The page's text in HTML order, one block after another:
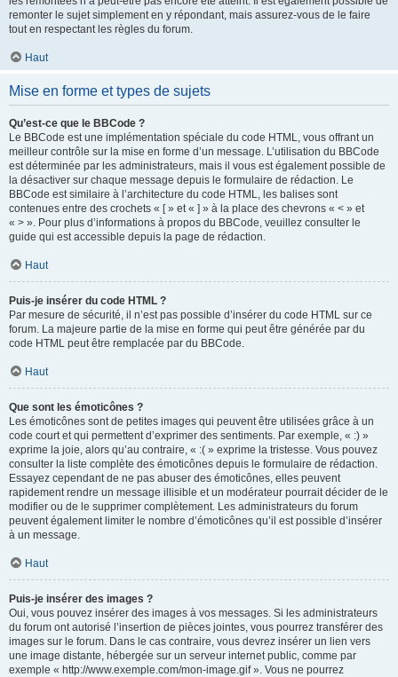
remonter le sujet simplement en y répondant, mais assurez-vous de le faire
tout en respectant les règles du forum.
Haut
Mise en forme et types de sujets
Qu’est-ce que le BBCode ?
Le BBCode est une implémentation spéciale du code HTML, vous offrant un
meilleur contrôle sur la mise en forme d’un message. L’utilisation du BBCode
est déterminée par les administrateurs, mais il vous est également possible de
la désactiver sur chaque message depuis le formulaire de rédaction. Le
BBCode est similaire à l’architecture du code HTML, les balises sont
contenues entre des crochets « [ » et « ] » à la place des chevrons « < » et
« > ». Pour plus d’informations à propos du BBCode, veuillez consulter le
guide qui est accessible depuis la page de rédaction.
Haut
Puis-je insérer du code HTML ?
Par mesure de sécurité, il n’est pas possible d’insérer du code HTML sur ce
forum. La majeure partie de la mise en forme qui peut être générée par du
code HTML peut être remplacée par du BBCode.
Haut
Que sont les émoticônes ?
Les émoticônes sont de petites images qui peuvent être utilisées grâce à un
code court et qui permettent d’exprimer des sentiments. Par exemple, « :) »
exprime la joie, alors qu’au contraire, « :( » exprime la tristesse. Vous pouvez
consulter la liste complète des émoticônes depuis le formulaire de rédaction.
Essayez cependant de ne pas abuser des émoticônes, elles peuvent
rapidement rendre un message illisible et un modérateur pourrait décider de le
modifier ou de le supprimer complètement. Les administrateurs du forum
peuvent également limiter le nombre d’émoticônes qu’il est possible d’insérer
à un message.
Haut
Puis-je insérer des images ?
Oui, vous pouvez insérer des images à vos messages. Si les administrateurs
du forum ont autorisé l’insertion de pièces jointes, vous pourrez transférer des
images sur le forum. Dans le cas contraire, vous devrez insérer un lien vers
une image distante, hébergée sur un serveur internet public, comme par
exemple « http://www.exemple.com/mon-image.gif ». Vous ne pourrez